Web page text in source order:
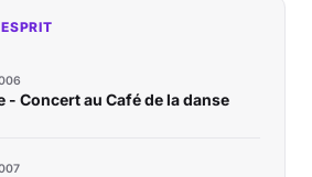
- Concert au Café de la danse